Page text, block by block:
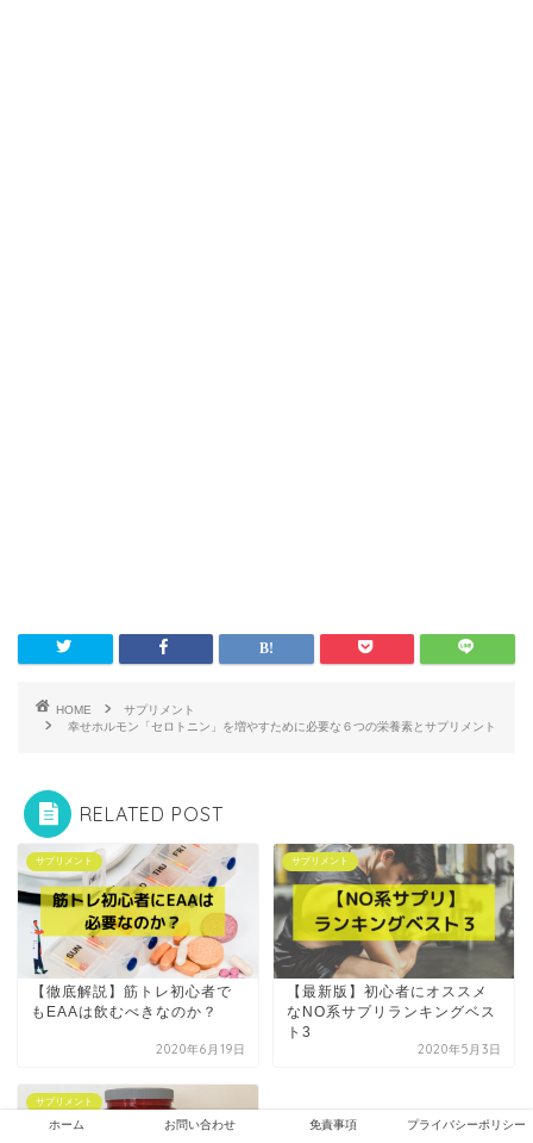
HOME
サプリメント
幸せホルモン「セロトニン」を増やすために必要な６つの栄養素とサプリメント
RELATED POST
サプリメント
【徹底解説】筋トレ初心者で
もEAAは飲むべきなのか？
2020年6月19日
サプリメント
【最新版】初心者にオススメ
なNO系サプリランキングベス
ト3
2020年5月3日
サプリメント
ホーム お問い合わせ 免責事項 プライバシーポリシー